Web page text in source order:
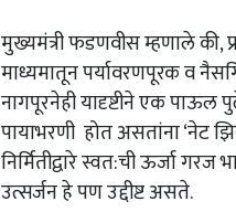
मुख्यमंत्रीफडणवीसम्हणालेकी,
माध्यमातूनपर्यावरणपूरकव
नागपूरनेहीयादृष्टीनेएकपाऊल
पायाभरणी होतअसतांना‘नेट
निर्मितीद्वारेस्वत:चीऊर्जागरज
उत्सर्जनहेपणउद्दीष्टअसते.